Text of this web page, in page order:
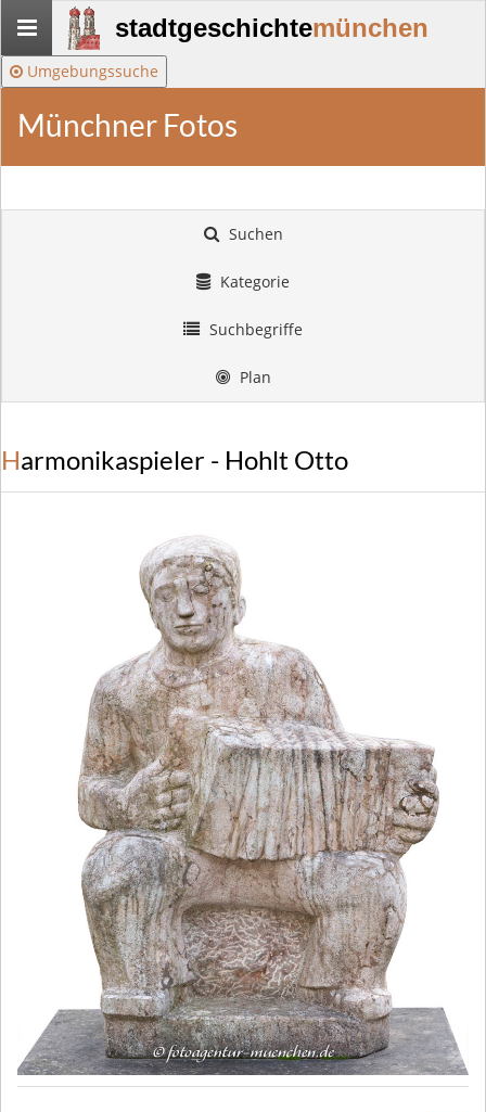
Stadtgeschichte-
München
stadtgeschichtemünchen
Umgebungssuche
Münchner Fotos
Suchen
Kategorie
Suchbegriffe
Plan
Harmonikaspieler - Hohlt Otto